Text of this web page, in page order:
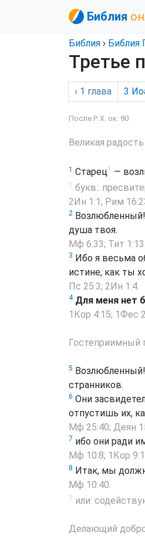
Библия
Библия › Библия
Третье
‹ 1 глава 3
После Р. Х. ок. 90
Великая
1 Старец1 —
1 букв.:
2Ин 1:1; Рим
2
душа твоя.
Мф 6:33; Тит 1:13
3 Ибо я весьма
истине, как ты
Пс 25:3; 2Ин 1:4.
4 Для меня нет
1Кор 4:15; 1Фес
Гостеприимный
5
странников.
6 Они
отпустишь их,
Мф 25:40; Деян
7 ибо они ради
Мф 10:8; 1Кор
8 Итак, мы
Мф 10:40.
1 или:
Делающий